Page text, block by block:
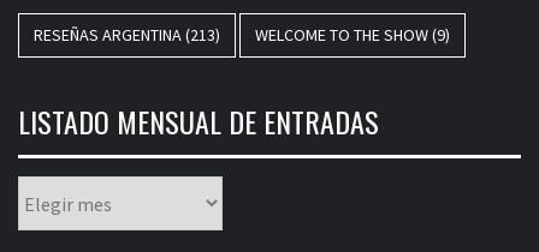
RESEÑAS ARGENTINA(213) WELCOME TO THE SHOW(9)
LISTADO MENSUAL DE ENTRADAS
mensual